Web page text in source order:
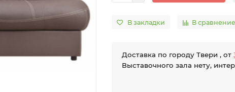
В закладки В сравнение
Доставка по городу Твери , от
Выставочного зала нету,